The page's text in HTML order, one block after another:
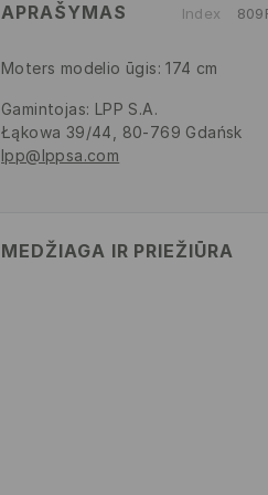
APRAŠYMAS
Index
Moters modelio ūgis: 174 cm
Gamintojas: LPP S.A.
Łąkowa 39/44, 80-769 Gdańsk
lpp@lppsa.com
MEDŽIAGA IR PRIEŽIŪRA